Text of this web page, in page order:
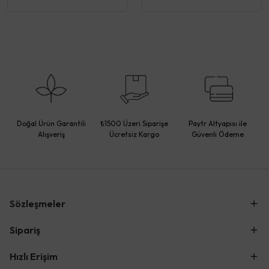
Doğal Ürün Garantili
Alışveriş
₺1500 Üzeri Siparişe
Ücretsiz Kargo
Paytr Altyapısı ile
Güvenli Ödeme
Sözleşmeler
Sipariş
Hızlı Erişim